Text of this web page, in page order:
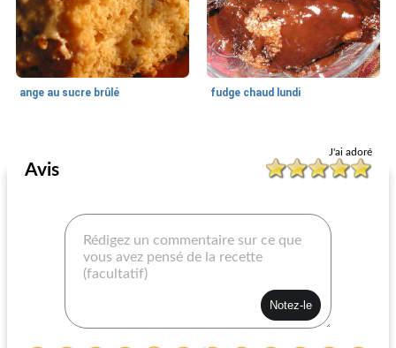
ange au sucre brûlé fudge chaud lundi
J'ai adoré
Avis